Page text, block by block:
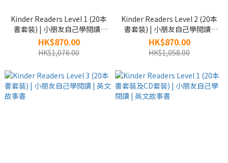
Kinder Readers Level 1 (20本
書套裝) | 小朋友自己學閱讀 |
英文故事書
HK$870.00
HK$1,076.00
Kinder Readers Level 2 (20本
書套裝) | 小朋友自己學閱讀 |
英文故事書
HK$870.00
HK$1,058.00